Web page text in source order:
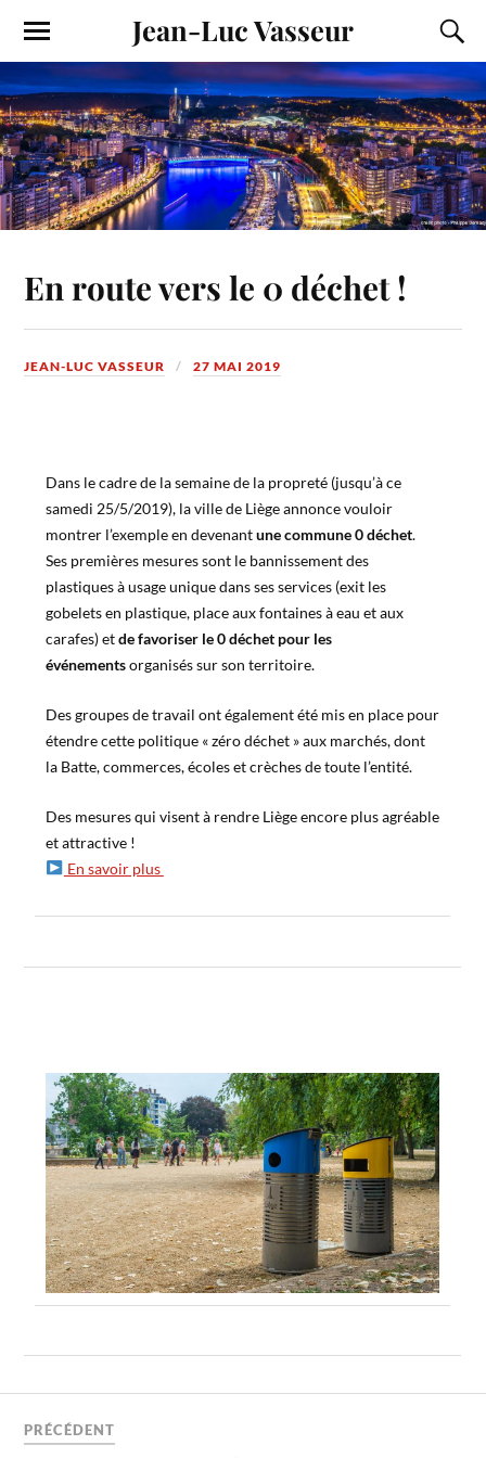
Jean-Luc Vasseur
En route vers le 0 déchet !
JEAN-LUC VASSEUR 27 MAI 2019
Dans le cadre de la semaine de la propreté (jusqu’à ce
samedi 25/5/2019), la ville de Liège annonce vouloir
montrer l’exemple en devenantune commune 0 déchet.
Ses premières mesures sont le bannissement des
plastiques à usage unique dans ses services (exit les
gobelets en plastique, place aux fontaines à eau et aux
carafes) etde favoriser le 0 déchet pour les
événementsorganisés sur son territoire.
Des groupes de travail ont également été mis en place pour
étendre cette politique « zéro déchet » aux marchés, dont
la Batte, commerces, écoles et crèches de toute l’entité.
Des mesures qui visent à rendre Liège encore plus agréable
et attractive !
En savoir plus
PRÉCÉDENT